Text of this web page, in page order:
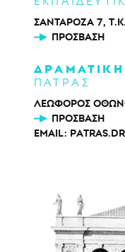
ΣΑΝΤΑΡΟΖΑ 7,
ΠΡΌΣΒΑΣΗ
ΠΑΤΡΑΣ
ΛΕΩΦΟΡΟΣ
ΠΡΌΣΒΑΣΗ
EMAIL: